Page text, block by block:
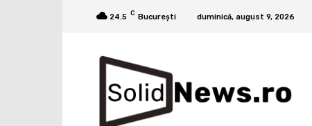
24.5 C București duminică, august 9, 2026